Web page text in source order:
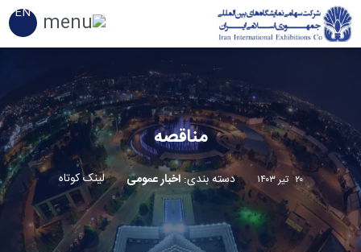
EN
مناقصه
۲۰ تیر ۱۴۰۳ دسته بندی:اخبار عمومی لینک کوتاه